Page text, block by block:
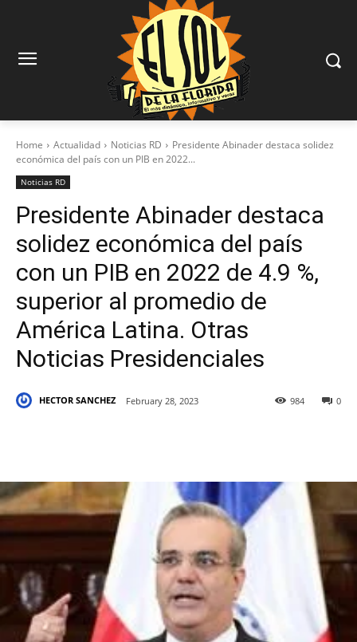
Home Actualidad Noticias RD
Presidente Abinader destaca solidez
económica del país con un PIB en 2022...
Noticias RD
Presidente Abinader destaca
solidez económica del país
con un PIB en 2022 de 4.9 %,
superior al promedio de
América Latina. Otras
Noticias Presidenciales
HECTOR SANCHEZ February 28, 2023 0
984